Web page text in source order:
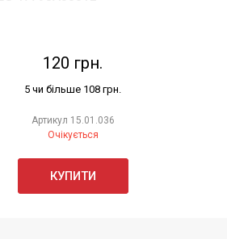
120 грн.
5 чи більше 108 грн.
Артикул 15.01.036
Очікується
КУПИТИ